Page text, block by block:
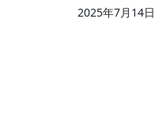
2025年7月14日